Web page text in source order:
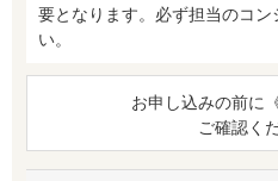
要となります。必ず担当のコン
い。
お申し込みの前に
ご確認く